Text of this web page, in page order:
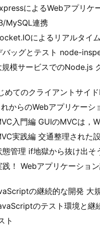
によるWebアプリケ
MySQL連携
によるリアルタイ
バッグとテスト node-
模サービスでのNode.js
めてのクライアントサイ
からのWebアプリケー
入門編 GUIのMVCは，
実践編 交通整理された
管理 if地獄から抜け出そ
！ Webアプリケーショ
の継続的な開発 大
のテスト環境と
ト